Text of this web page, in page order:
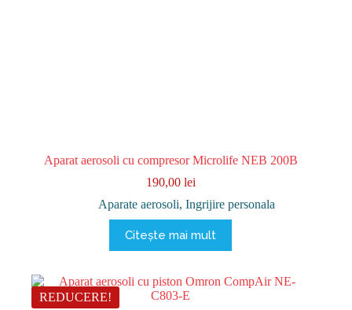
Aparat aerosoli cu compresor Microlife NEB 200B
190,00 lei
Aparate aerosoli, Ingrijire personala
Citește mai mult
REDUCERE!